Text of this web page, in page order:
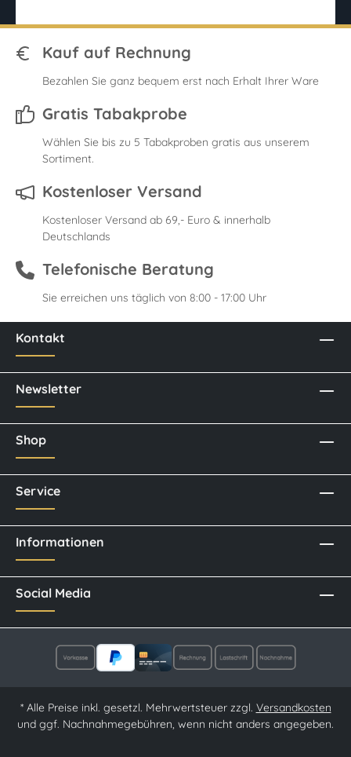
Kauf auf Rechnung
Bezahlen Sie ganz bequem erst nach Erhalt Ihrer Ware
Gratis Tabakprobe
Wählen Sie bis zu 5 Tabakproben gratis aus unserem
Sortiment.
Kostenloser Versand
Kostenloser Versand ab 69,- Euro & innerhalb
Deutschlands
Telefonische Beratung
Sie erreichen uns täglich von 8:00 - 17:00 Uhr
Kontakt
Newsletter
Social Media
Shop
Service
Informationen
* Alle Preise inkl. gesetzl. Mehrwertsteuer zzgl. Versandkosten
und ggf. Nachnahmegebühren, wenn nicht anders angegeben.